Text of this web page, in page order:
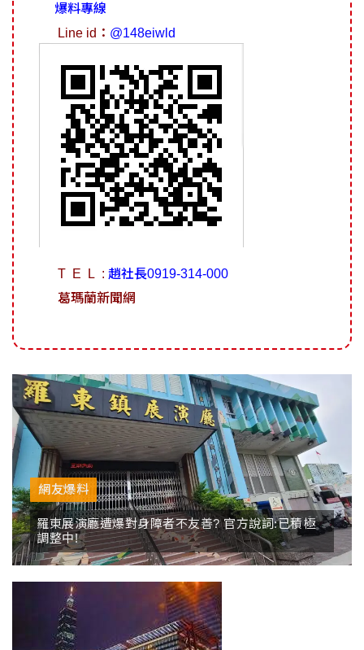
爆料專線
Line id： @148eiwld
T E L : 趙社長0919-314-000
葛瑪蘭新聞網
網友爆料
羅東展演廳遭爆對身障者不友善? 官方說詞:已積極
調整中!